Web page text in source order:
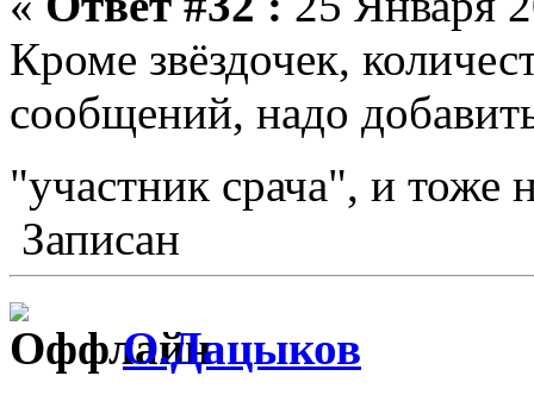
Кроме звёздочек,
сообщений, надо
"участник срача", и тоже
Записан
О.Дацыков